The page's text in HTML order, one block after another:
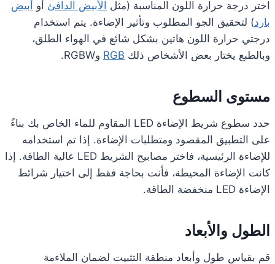
اختر درجة حرارة اللون المناسبة (مثل الأبيض الدافئ أو أبيض
بارد) لتحقيق الجو المطلوب وتأثير الإضاءة. يتم استخدام
درجتي حرارة اللون هاتين بشكل شائع في الهواء الطلق،
وبالطبع يختار بعض الأشخاص ذلك RGB وRGBW.
مستوى السطوع
حدد سطوع شريط الإضاءة LED المقاوم للماء الخاص بك بناءً
على التطبيق المقصود ومتطلبات الإضاءة. إذا تم استخدامه
للإضاءة الرئيسية، فاختر مصابيح الشريط LED عالية الطاقة. إذا
كانت الإضاءة المحيطة، فأنت بحاجة فقط إلى اختيار شرائط
الإضاءة LED منخفضة الطاقة.
الطول والأبعاد
قم بقياس طول وأبعاد منطقة التثبيت لضمان الملاءمة